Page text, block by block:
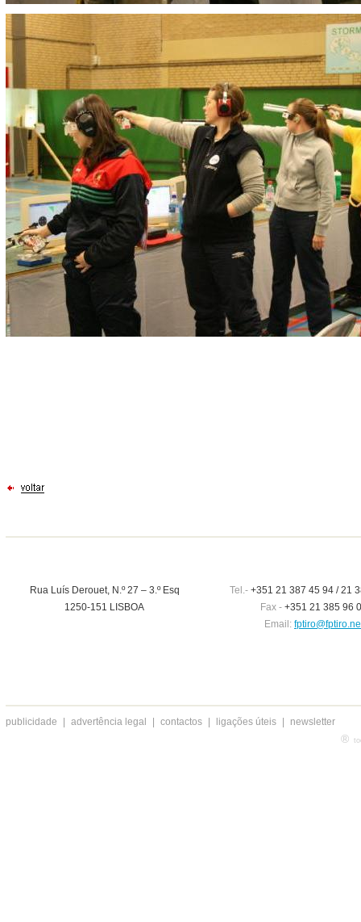
Rua Luís Derouet, N.º 27 – 3.º Esq
1250-151 LISBOA
Tel.-+351 21 387 45 94 / 21
Fax - +351 21 385 96
Email:
publicidade advertência legal contactos ligações úteis newsletter
®